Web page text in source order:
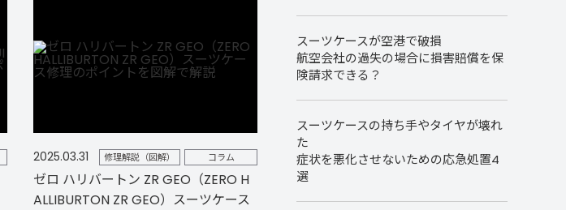
2025.03.31 コラム
修理解説（図解）
ゼロ ハリバートン ZR GEO（ZERO H
ALLIBURTON ZR GEO）スーツケース
スーツケースが空港で破損
航空会社の過失の場合に損害賠償を保
険請求できる？
スーツケースの持ち手やタイヤが壊れ
た
症状を悪化させないための応急処置4
選